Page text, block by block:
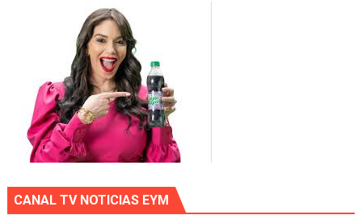
CANAL TV NOTICIAS EYM